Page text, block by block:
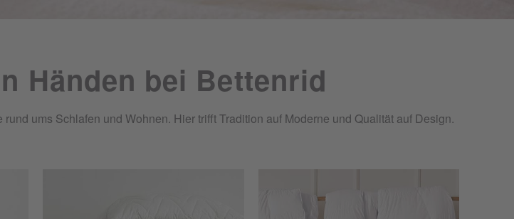
Händen bei Bettenrid
ums Schlafen und Wohnen. Hier trifft Tradition auf Moderne und Qualität auf Design.